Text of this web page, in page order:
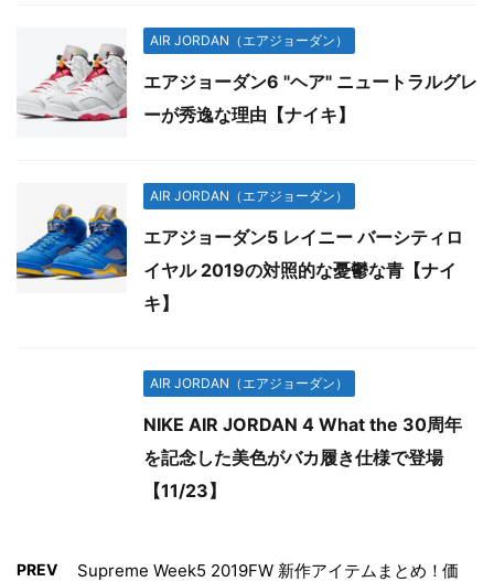
AIR JORDAN（エアジョーダン）
エアジョーダン6 "ヘア" ニュートラルグレ
ーが秀逸な理由【ナイキ】
AIR JORDAN（エアジョーダン）
エアジョーダン5 レイニー バーシティロ
イヤル 2019の対照的な憂鬱な青【ナイ
キ】
AIR JORDAN（エアジョーダン）
NIKE AIR JORDAN 4 What the 30周年
を記念した美色がバカ履き仕様で登場
【11/23】
PREV
Supreme Week5 2019FW 新作アイテムまとめ！価